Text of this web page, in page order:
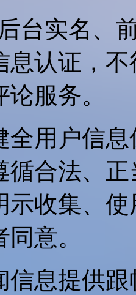
后台实名、
息认证，
服务。
全用户信
循合法、
示收集、
意。
信息提供